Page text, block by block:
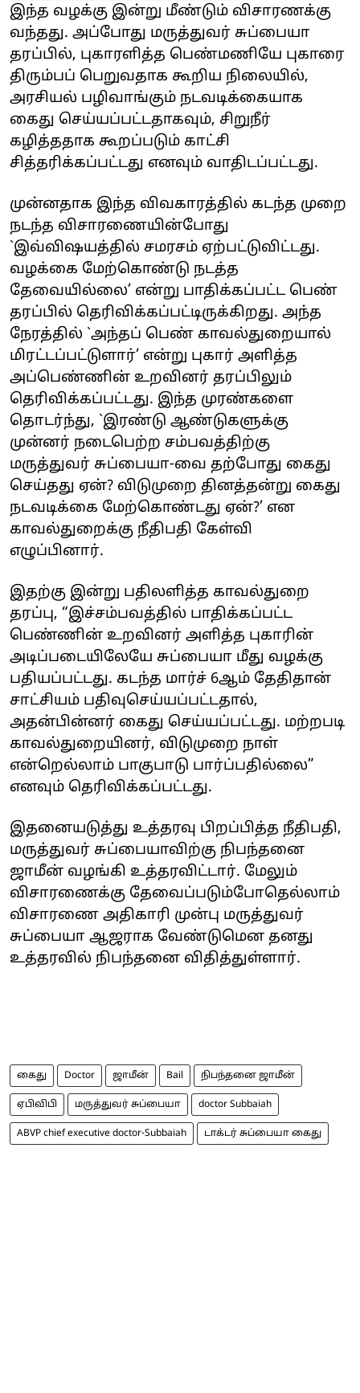
இந்த வழக்கு இன்று மீண்டும் விசாரணக்கு
வந்தது. அப்போது மருத்துவர் சுப்பையா
தரப்பில், புகாரளித்த பெண்மணியே புகாரை
திரும்பப் பெறுவதாக கூறிய நிலையில்,
அரசியல் பழிவாங்கும் நடவடிக்கையாக
கைது செய்யப்பட்டதாகவும், சிறுநீர்
கழித்ததாக கூறப்படும் காட்சி
சித்தரிக்கப்பட்டது எனவும் வாதிடப்பட்டது.
முன்னதாக இந்த விவகாரத்தில் கடந்த முறை
நடந்த விசாரணையின்போது
`இவ்விஷயத்தில் சமரசம் ஏற்பட்டுவிட்டது.
வழக்கை மேற்கொண்டு நடத்த
தேவையில்லை’ என்று பாதிக்கப்பட்ட பெண்
தரப்பில் தெரிவிக்கப்பட்டிருக்கிறது. அந்த
நேரத்தில் `அந்தப் பெண் காவல்துறையால்
மிரட்டப்பட்டுளார்’ என்று புகார் அளித்த
அப்பெண்ணின் உறவினர் தரப்பிலும்
தெரிவிக்கப்பட்டது. இந்த முரண்களை
தொடர்ந்து, `இரண்டு ஆண்டுகளுக்கு
முன்னர் நடைபெற்ற சம்பவத்திற்கு
மருத்துவர் சுப்பையா-வை தற்போது கைது
செய்தது ஏன்? விடுமுறை தினத்தன்று கைது
நடவடிக்கை மேற்கொண்டது ஏன்?’ என
காவல்துறைக்கு நீதிபதி கேள்வி
எழுப்பினார்.
இதற்கு இன்று பதிலளித்த காவல்துறை
தரப்பு, “இச்சம்பவத்தில் பாதிக்கப்பட்ட
பெண்ணின் உறவினர் அளித்த புகாரின்
அடிப்படையிலேயே சுப்பையா மீது வழக்கு
பதியப்பட்டது. கடந்த மார்ச் 6ஆம் தேதிதான்
சாட்சியம் பதிவுசெய்யப்பட்டதால்,
அதன்பின்னர் கைது செய்யப்பட்டது. மற்றபடி
காவல்துறையினர், விடுமுறை நாள்
என்றெல்லாம் பாகுபாடு பார்ப்பதில்லை”
எனவும் தெரிவிக்கப்பட்டது.
இதனையடுத்து உத்தரவு பிறப்பித்த நீதிபதி,
மருத்துவர் சுப்பையாவிற்கு நிபந்தனை
ஜாமீன் வழங்கி உத்தரவிட்டார். மேலும்
விசாரணைக்கு தேவைப்படும்போதெல்லாம்
விசாரணை அதிகாரி முன்பு மருத்துவர்
சுப்பையா ஆஜராக வேண்டுமென தனது
உத்தரவில் நிபந்தனை விதித்துள்ளார்.
கைது Doctor ஜாமீன் Bail நிபந்தனை ஜாமீன்
ஏபிவிபி மருத்துவர் சுப்பையா doctor Subbaiah
ABVP chief executive doctor-Subbaiah டாக்டர் சுப்பையா கைது